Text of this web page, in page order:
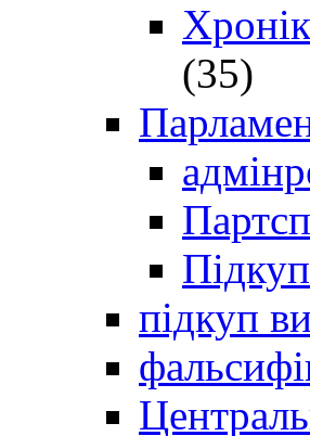
(35)
підкуп